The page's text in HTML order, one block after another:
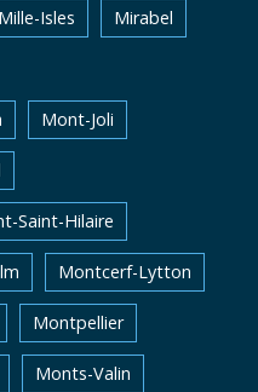
Mille-Isles Mirabel
Mont-Joli
Saint-Hilaire
Montcerf-Lytton
Montpellier
Monts-Valin